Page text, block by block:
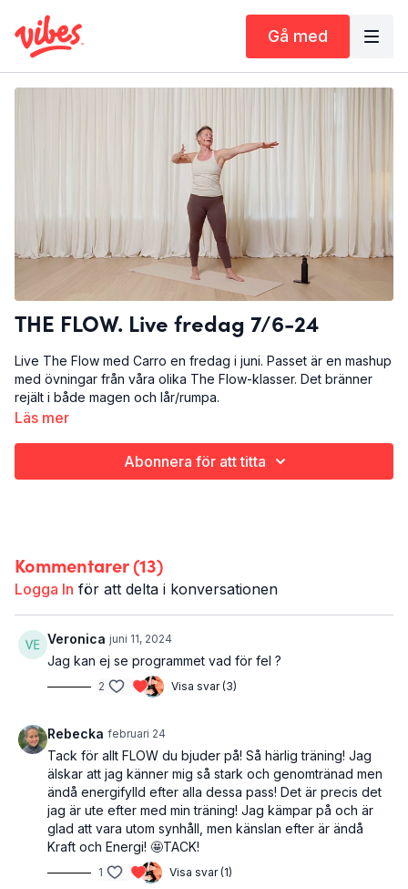
Gå med
THE FLOW. Live fredag 7/6-24
Live The Flow med Carro en fredag i juni. Passet är en mashup
med övningar från våra olika The Flow-klasser. Det bränner
rejält i både magen och lår/rumpa.
skön trötthet. För att kapsla in och förstärka lugnet efteråt
avslutas varje pass med någon form av avslappning.
Det här är The Flow live 7/6-24:
The Flow
Hela kroppen
40-45 minuter
Läs mer
Abonnera för att titta
Kommentarer (13)
Logga In för att delta i konversationen
Veronica juni 11, 2024
Jag kan ej se programmet vad för fel ?
2 Visa svar (3)
Rebecka februari 24
Tack för allt FLOW du bjuder på! Så härlig träning! Jag
älskar att jag känner mig så stark och genomtränad men
ändå energifylld efter alla dessa pass! Det är precis det
jag är ute efter med min träning! Jag kämpar på och är
glad att vara utom synhåll, men känslan efter är ändå
Kraft och Energi! 🤩TACK!
1 Visa svar (1)